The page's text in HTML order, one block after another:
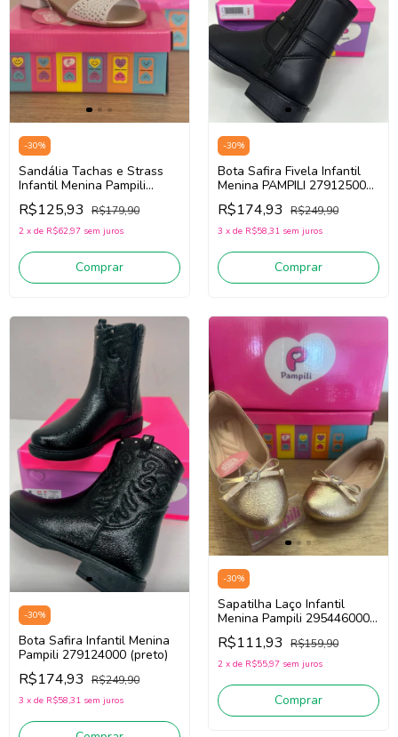
-30%
Sandália Tachas e Strass
Infantil Menina Pampili
526067000 (Branco)
R$125,93 R$179,90
2 x de R$62,97 sem juros
Comprar
-30%
Bota Safira Fivela Infantil
Menina PAMPILI 279125000
(preto)
R$174,93 R$249,90
3 x de R$58,31 sem juros
Comprar
-30%
Bota Safira Infantil Menina
Pampili 279124000 (preto)
R$174,93 R$249,90
3 x de R$58,31 sem juros
-30%
Sapatilha Laço Infantil
Menina Pampili 295446000
(Dourado)
R$111,93 R$159,90
2 x de R$55,97 sem juros
Comprar